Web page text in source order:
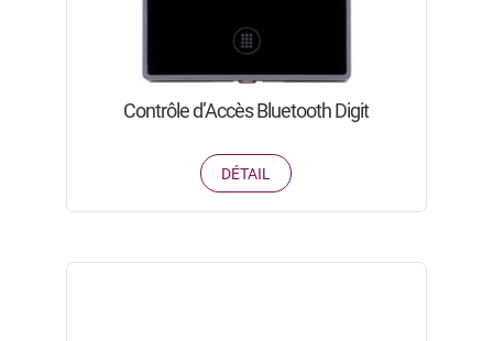
Contrôle d’Accès Bluetooth Digit
DÉTAIL